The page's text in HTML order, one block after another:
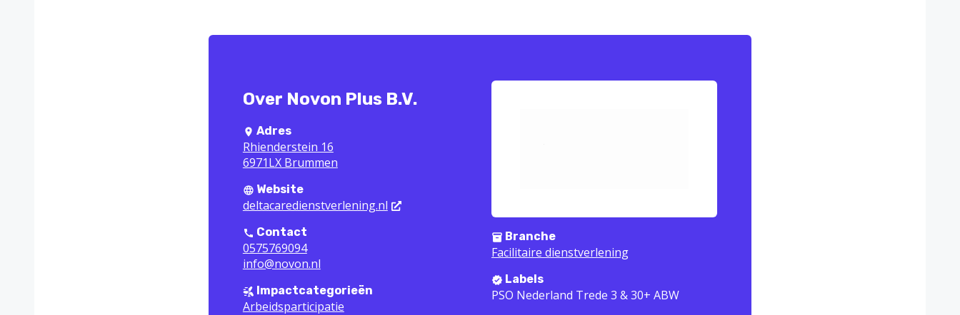
Over Novon Plus B.V.
Adres
Rhienderstein 16
6971LX Brummen
Website
deltacaredienstverlening.nl
Contact
0575769094
info@novon.nl
Impactcategorieën
Arbeidsparticipatie
Branche
Facilitaire dienstverlening
Labels
PSO Nederland Trede 3 & 30+ ABW